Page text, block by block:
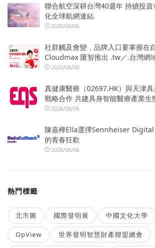
聯合航空深耕台灣40週年 持續投
化全球航網連結
2026/08/06
社群觸及會變，品牌入口要掌握在
Cloudmax 匯智推出 .tw／.台灣網
2026/08/06
真健康醫療（02697.HK）與天津
戰略合作 共建具身智能醫療產業生
2026/08/06
陳嘉樺Ella選擇Sennheiser Digital
的青春狂歡
2026/08/06
熱門標籤
北市圖 國際發明展 中國文化大學
OpView 世界發明智慧財產聯盟總會